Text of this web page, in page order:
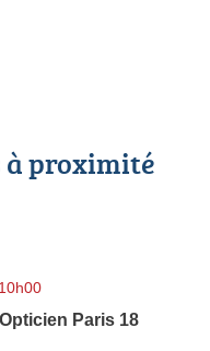
à proximité
Paris 18